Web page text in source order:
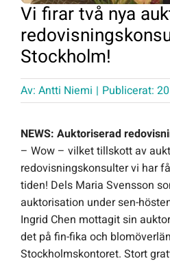
Offert Direkt
Logga in
Vi firar två nya
Stockholm!
Av: Antti Niemi | Publicerat:
NEWS: Auktoriserad
– Wow – vilket tillskott av
redovisningskonsulter vi har
tiden! Dels Maria Svensson
auktorisation under sen-
Ingrid Chen mottagit sin
det på fin-fika och
Stockholmskontoret. Stort